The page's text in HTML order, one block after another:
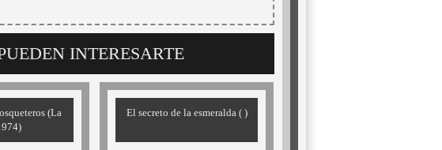
INTERESARTE
(La
El secreto de la esmeralda ( )